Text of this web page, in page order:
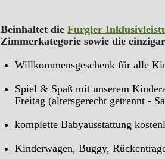
Beinhaltet dieFurgler
Zimmerkategorie sowie die
Willkommensgeschenk für alle
Spiel & Spaß mit unserem
Freitag (altersgerecht getrennt -
komplette Babyausstattung
Kinderwagen, Buggy,